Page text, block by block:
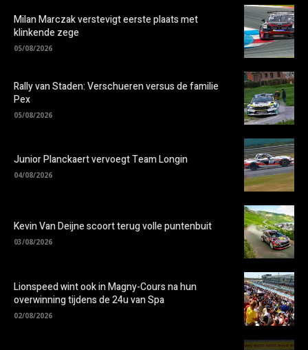
Milan Marczak verstevigt eerste plaats met
klinkende zege
05/08/2026
Rally van Staden: Verschueren versus de familie
Pex
05/08/2026
Junior Planckaert vervoegt Team Longin
04/08/2026
Kevin Van Deijne scoort terug volle puntenbuit
03/08/2026
Lionspeed wint ook in Magny-Cours na hun
overwinning tijdens de 24u van Spa
02/08/2026